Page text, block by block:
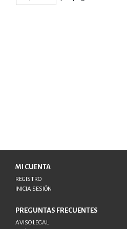
MI CUENTA
REGISTRO
INICIA SESIÓN
PREGUNTAS FRECUENTES
AVISO LEGAL